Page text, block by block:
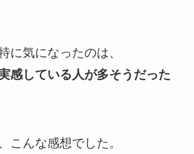
に気になったのは、
感している人が多そうだった
こんな感想でした。